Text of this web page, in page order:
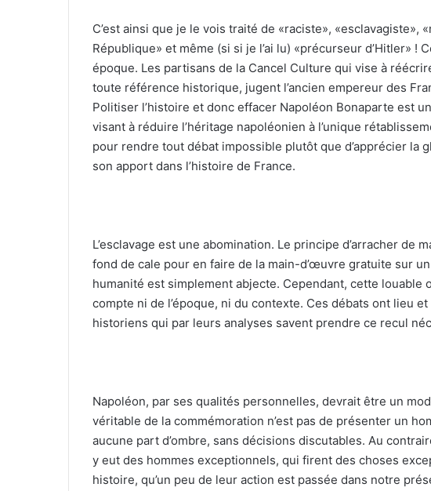
r
i
e
l
C’est ainsi que je le vois traité de «raciste», «esclavagiste»,
République» et même (si si je l’ai lu) «précurseur d’Hitler» !
époque. Les partisans de la Cancel Culture qui vise à
toute référence historique, jugent l’ancien empereur des
Politiser l’histoire et donc effacer Napoléon Bonaparte est
visant à réduire l’héritage napoléonien à l’unique
pour rendre tout débat impossible plutôt que d’apprécier
son apport dans l’histoire de France.
L’esclavage est une abomination. Le principe d’arracher de
fond de cale pour en faire de la main-d’œuvre gratuite sur
humanité est simplement abjecte. Cependant, cette
compte ni de l’époque, ni du contexte. Ces débats ont lieu
historiens qui par leurs analyses savent prendre ce recul
Napoléon, par ses qualités personnelles, devrait être un
véritable de la commémoration n’est pas de présenter un
aucune part d’ombre, sans décisions discutables. Au
y eut des hommes exceptionnels, qui firent des choses
histoire, qu’un peu de leur action est passée dans notre